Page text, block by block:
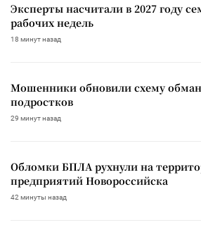
Эксперты насчитали в 2027 году
рабочих недель
18 минут назад
Мошенники обновили схему
подростков
29 минут назад
Обломки БПЛА рухнули на
предприятий Новороссийска
42 минуты назад